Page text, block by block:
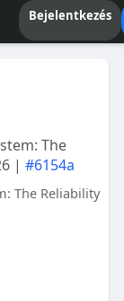
Bejelentkezés
The
| #6154a